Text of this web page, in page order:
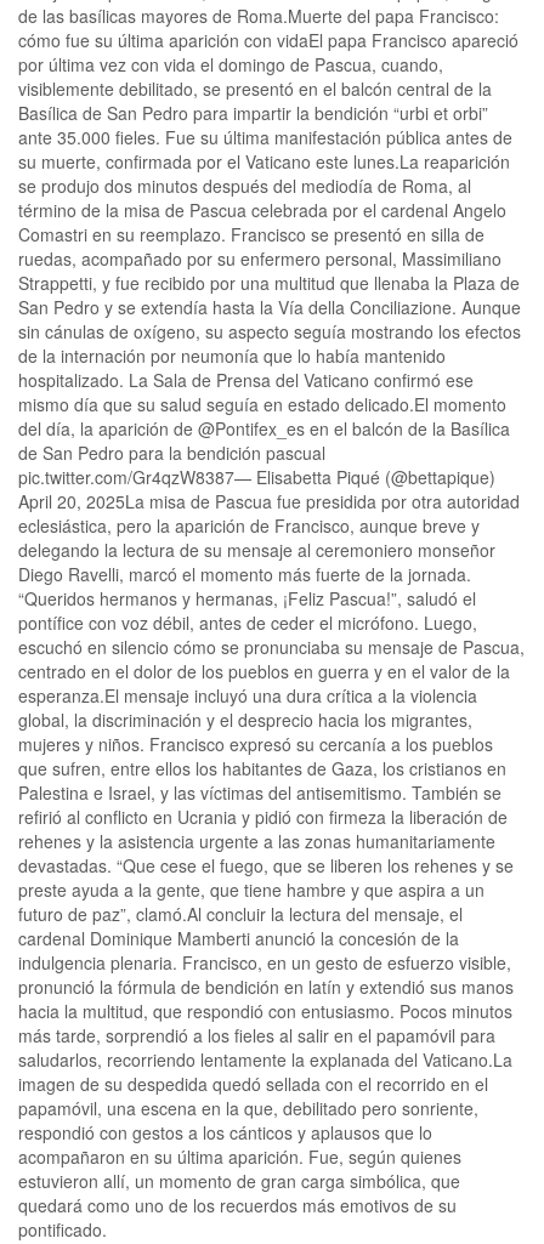
de las basílicas mayores de Roma.Muerte del papa Francisco:
cómo fue su última aparición con vidaEl papa Francisco apareció
por última vez con vida el domingo de Pascua, cuando,
visiblemente debilitado, se presentó en el balcón central de la
Basílica de San Pedro para impartir la bendición “urbi et orbi”
ante 35.000 fieles. Fue su última manifestación pública antes de
su muerte, confirmada por el Vaticano este lunes.La reaparición
se produjo dos minutos después del mediodía de Roma, al
término de la misa de Pascua celebrada por el cardenal Angelo
Comastri en su reemplazo. Francisco se presentó en silla de
ruedas, acompañado por su enfermero personal, Massimiliano
Strappetti, y fue recibido por una multitud que llenaba la Plaza de
San Pedro y se extendía hasta la Vía della Conciliazione. Aunque
sin cánulas de oxígeno, su aspecto seguía mostrando los efectos
de la internación por neumonía que lo había mantenido
hospitalizado. La Sala de Prensa del Vaticano confirmó ese
mismo día que su salud seguía en estado delicado.El momento
del día, la aparición de @Pontifex_es en el balcón de la Basílica
de San Pedro para la bendición pascual
pic.twitter.com/Gr4qzW8387— Elisabetta Piqué (@bettapique)
April 20, 2025La misa de Pascua fue presidida por otra autoridad
eclesiástica, pero la aparición de Francisco, aunque breve y
delegando la lectura de su mensaje al ceremoniero monseñor
Diego Ravelli, marcó el momento más fuerte de la jornada.
“Queridos hermanos y hermanas, ¡Feliz Pascua!”, saludó el
pontífice con voz débil, antes de ceder el micrófono. Luego,
escuchó en silencio cómo se pronunciaba su mensaje de Pascua,
centrado en el dolor de los pueblos en guerra y en el valor de la
esperanza.El mensaje incluyó una dura crítica a la violencia
global, la discriminación y el desprecio hacia los migrantes,
mujeres y niños. Francisco expresó su cercanía a los pueblos
que sufren, entre ellos los habitantes de Gaza, los cristianos en
Palestina e Israel, y las víctimas del antisemitismo. También se
refirió al conflicto en Ucrania y pidió con firmeza la liberación de
rehenes y la asistencia urgente a las zonas humanitariamente
devastadas. “Que cese el fuego, que se liberen los rehenes y se
preste ayuda a la gente, que tiene hambre y que aspira a un
futuro de paz”, clamó.Al concluir la lectura del mensaje, el
cardenal Dominique Mamberti anunció la concesión de la
indulgencia plenaria. Francisco, en un gesto de esfuerzo visible,
pronunció la fórmula de bendición en latín y extendió sus manos
hacia la multitud, que respondió con entusiasmo. Pocos minutos
más tarde, sorprendió a los fieles al salir en el papamóvil para
saludarlos, recorriendo lentamente la explanada del Vaticano.La
imagen de su despedida quedó sellada con el recorrido en el
papamóvil, una escena en la que, debilitado pero sonriente,
respondió con gestos a los cánticos y aplausos que lo
acompañaron en su última aparición. Fue, según quienes
estuvieron allí, un momento de gran carga simbólica, que
quedará como uno de los recuerdos más emotivos de su
pontificado.